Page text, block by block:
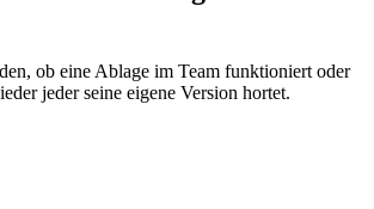
ob eine Ablage im Team funktioniert oder
jeder seine eigene Version hortet.